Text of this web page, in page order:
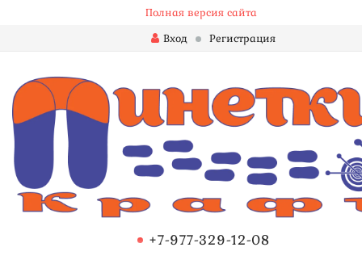
Полная версия сайта
Вход
Регистрация
+7-977-329-12-08